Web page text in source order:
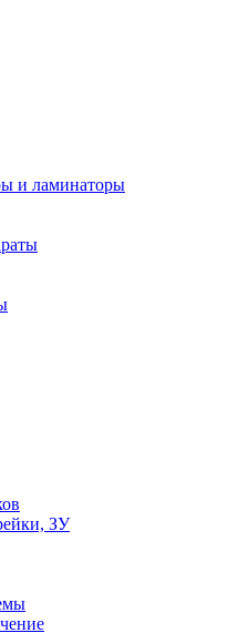
и ламинаторы
ЗУ